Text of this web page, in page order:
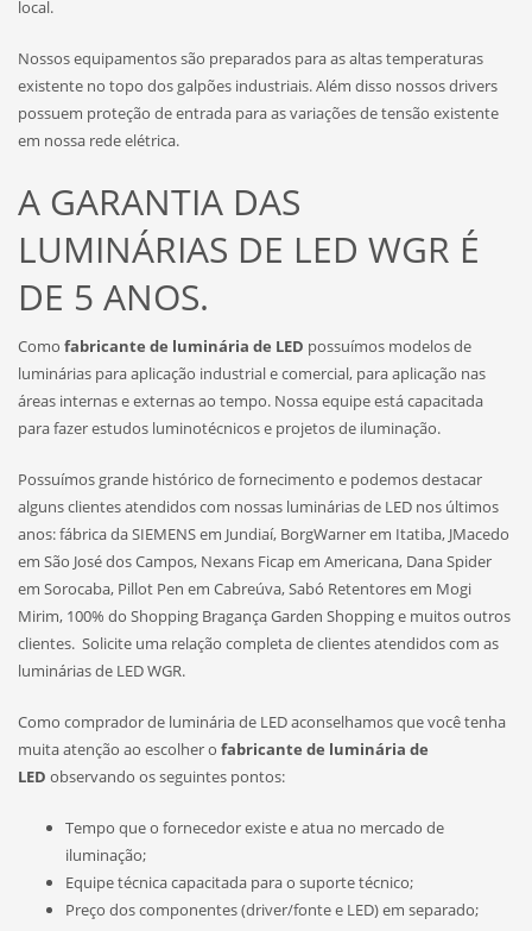
local.
Nossos equipamentos são preparados para as altas temperaturas
existente no topo dos galpões industriais. Além disso nossos drivers
possuem proteção de entrada para as variações de tensão existente
em nossa rede elétrica.
A GARANTIA DAS
LUMINÁRIAS DE LED WGR É
DE 5 ANOS.
Como fabricante de luminária de LED possuímos modelos de
luminárias para aplicação industrial e comercial, para aplicação nas
áreas internas e externas ao tempo. Nossa equipe está capacitada
para fazer estudos luminotécnicos e projetos de iluminação.
Possuímos grande histórico de fornecimento e podemos destacar
alguns clientes atendidos com nossas luminárias de LED nos últimos
anos: fábrica da SIEMENS em Jundiaí, BorgWarner em Itatiba, JMacedo
em São José dos Campos, Nexans Ficap em Americana, Dana Spider
em Sorocaba, Pillot Pen em Cabreúva, Sabó Retentores em Mogi
Mirim, 100% do Shopping Bragança Garden Shopping e muitos outros
clientes. Solicite uma relação completa de clientes atendidos com as
luminárias de LED WGR.
Como comprador de luminária de LED aconselhamos que você tenha
muita atenção ao escolher o fabricante de luminária de
LED observando os seguintes pontos:
Tempo que o fornecedor existe e atua no mercado de
iluminação;
Equipe técnica capacitada para o suporte técnico;
Preço dos componentes (driver/fonte e LED) em separado;